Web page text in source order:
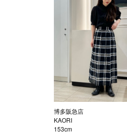
博多阪急店
KAORI
153cm